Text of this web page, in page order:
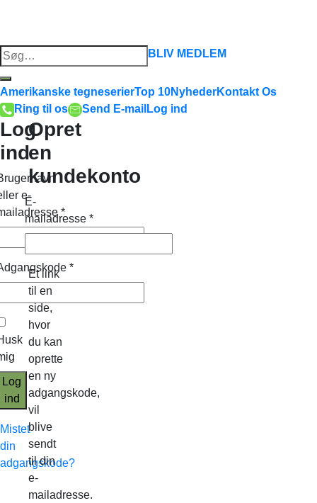
Søg
efter:
BLIV MEDLEM
Amerikanske tegneserierTop 10NyhederKontakt Os
Ring til os
Send E-mail Log ind
Log
ind
e-
*
*
Log
ind
Mistet
din
adgangskode?
Opret
en
kundekonto
E-
mailadresse *
Et link
til en
side,
hvor
du kan
oprette
en ny
adgangskode,
vil
blive
sendt
til din
e-
mailadresse.